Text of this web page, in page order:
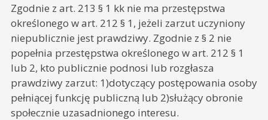
Zgodnie z art. 213 § 1 kk nie ma przestępstwa
określonego w art. 212 § 1, jeżeli zarzut uczyniony
niepublicznie jest prawdziwy. Zgodnie z § 2 nie
popełnia przestępstwa określonego w art. 212 § 1
lub 2, kto publicznie podnosi lub rozgłasza
prawdziwy zarzut: 1)dotyczący postępowania osoby
pełniącej funkcję publiczną lub 2)służący obronie
społecznie uzasadnionego interesu.